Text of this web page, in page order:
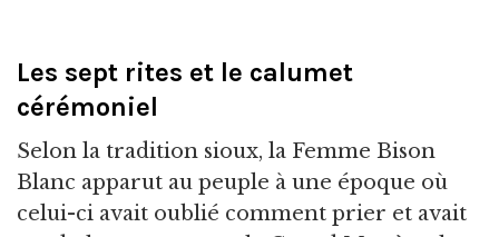
Les sept rites et le calumet
cérémoniel
Selon la tradition sioux, la Femme Bison
Blanc apparut au peuple à une époque où
celui-ci avait oublié comment prier et avait